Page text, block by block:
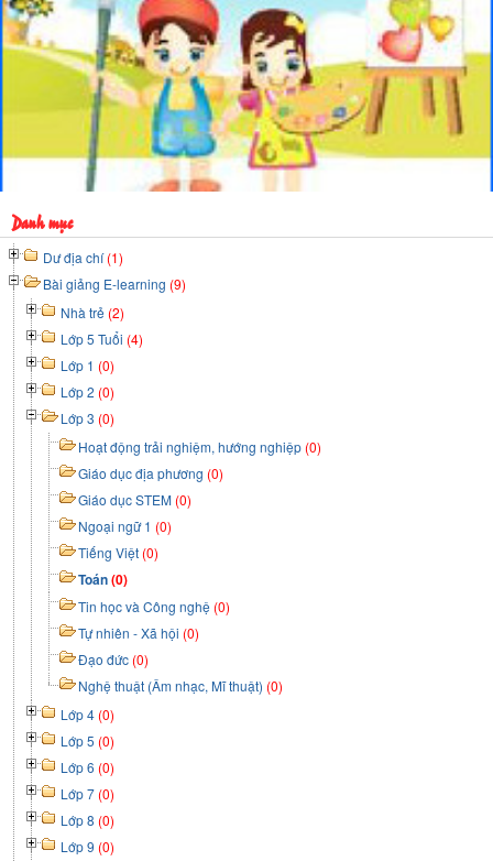
Danh mục
Dư địa chí(1)
Bài giảng E-learning (9)
Nhà trẻ (2)
Lớp 5 Tuổi (4)
Lớp 1 (0)
Lớp 2 (0)
Lớp 3 (0)
Hoạt động trải nghiệm, hướng nghiệp (0)
Giáo dục địa phương (0)
Giáo dục STEM (0)
Ngoại ngữ 1 (0)
Tiếng Việt (0)
Toán(0)
Tin học và Công nghệ (0)
Tự nhiên - Xã hội (0)
Đạo đức (0)
Nghệ thuật (Âm nhạc, Mĩ thuật) (0)
Lớp 4 (0)
Lớp 5 (0)
Lớp 6 (0)
Lớp 7 (0)
Lớp 8 (0)
Lớp 9 (0)